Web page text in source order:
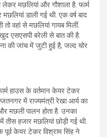
लेकर मछलियां और गौशाला है. फार्म
डाली गई थी. एक वर्ष बाद
वहां से मछलियां गायब मिलीं.
एसएसपी बरेली से बात की है.
की जांच में जुटी हुई है, जल्द चोर
हाउस के वर्तमान केयर टेकर
में राज्यमंत्री रेखा आर्य का
मछली पालन होता है. उनका
तीस हजार मछलियां छोड़ी गई थी.
पूर्व केयर टेकर विश्राम सिंह ने